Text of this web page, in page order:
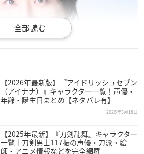
【2026年最新版】『アイドリッシュセブン
（アイナナ）』キャラクター一覧！声優・
年齢・誕生日まとめ【ネタバレ有】
2026年3月18日
【2025年最新】『刀剣乱舞』キャラクター
一覧｜刀剣男士117振の声優・刀派・絵
師・アニメ情報などを完全網羅